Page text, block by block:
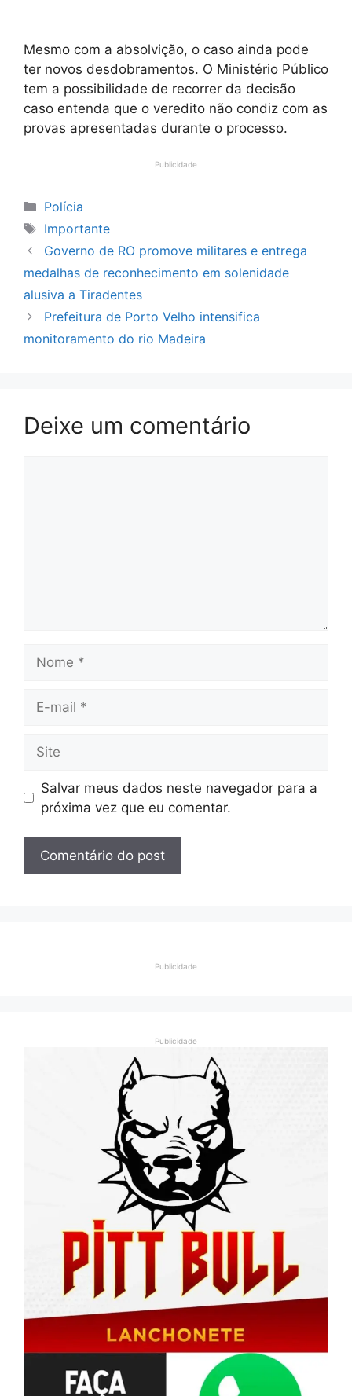
Mesmo com a absolvição, o caso ainda pode
ter novos desdobramentos. O Ministério Público
tem a possibilidade de recorrer da decisão
caso entenda que o veredito não condiz com as
provas apresentadas durante o processo.
Publicidade
Categorias
Polícia
Tags
Importante
Governo de RO promove militares e entrega
medalhas de reconhecimento em solenidade
alusiva a Tiradentes
Prefeitura de Porto Velho intensifica
monitoramento do rio Madeira
Deixe um comentário
mail
Salvar meus dados neste navegador para a
próxima vez que eu comentar.
Publicidade
Publicidade